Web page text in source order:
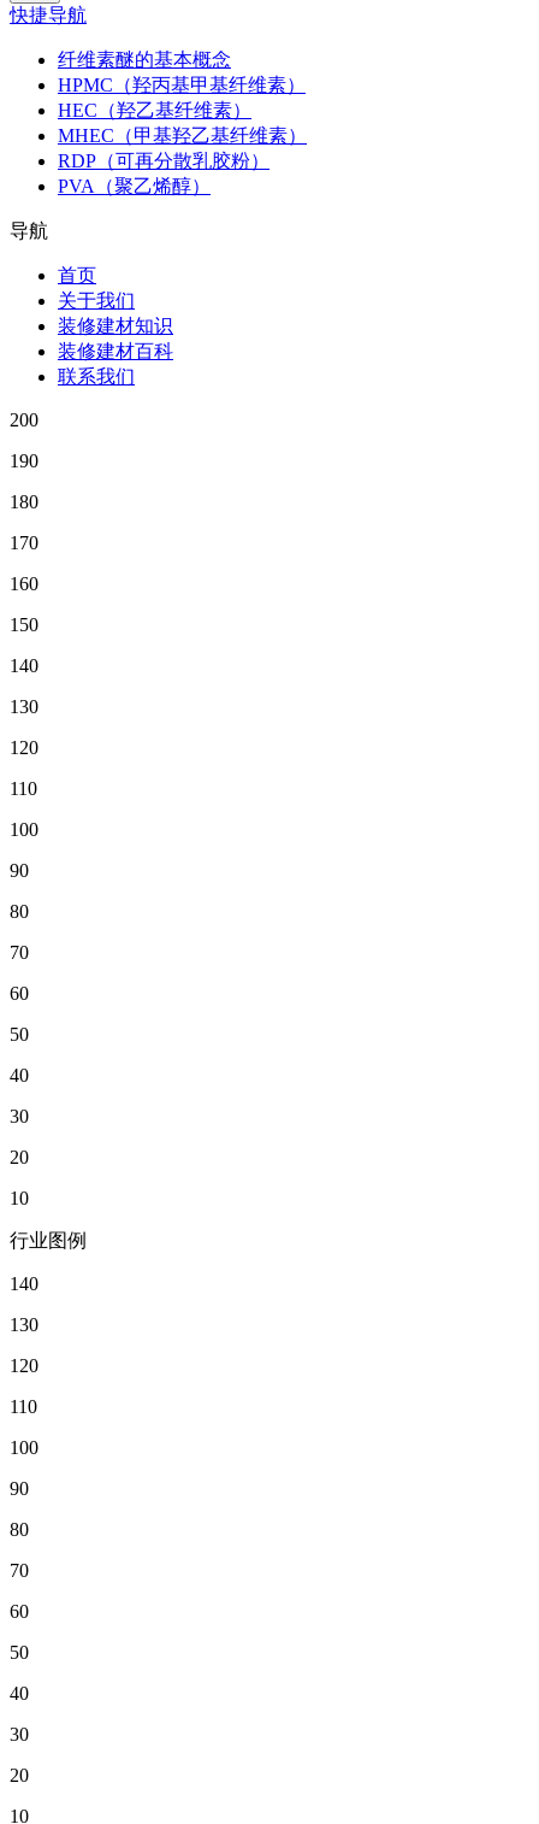
快捷导航
纤维素醚的基本概念
HPMC（羟丙基甲基纤维素）
HEC（羟乙基纤维素）
MHEC（甲基羟乙基纤维素）
RDP（可再分散乳胶粉）
PVA（聚乙烯醇）
导航
首页
关于我们
装修建材知识
装修建材百科
联系我们
200
190
180
170
160
150
140
130
120
110
100
90
80
70
60
50
40
30
20
10
行业图例
140
130
120
110
100
90
80
70
60
50
40
30
20
10